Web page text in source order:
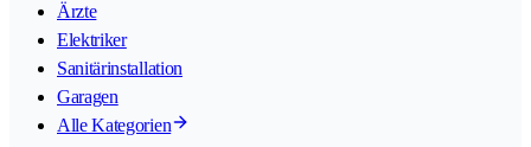
Ärzte
Elektriker
Sanitärinstallation
Garagen
Alle Kategorien